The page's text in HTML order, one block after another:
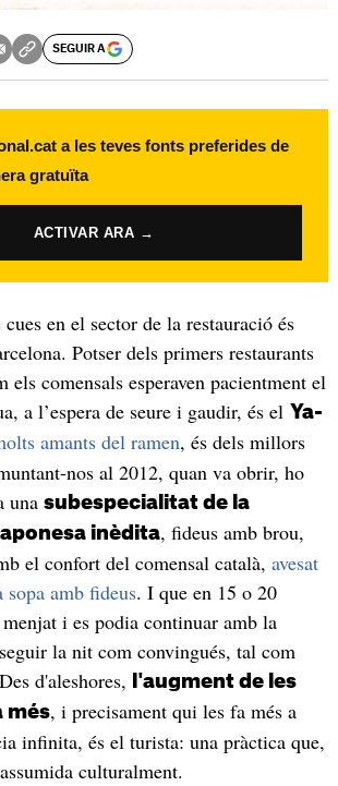
SEGUIR A
a les teves fonts preferides de
gratuïta
ACTIVAR ARA →
en el sector de la restauració és
Potser dels primers restaurants
els comensals esperaven pacientment el
a l’espera de seure i gaudir, és el Ya-
amants del ramen, és dels millors
nos al 2012, quan va obrir, ho
una subespecialitat de la
inèdita, fideus amb brou,
el confort del comensal català, avesat
sopa amb fideus. I que en 15 o 20
i es podia continuar amb la
la nit com convingués, tal com
d'aleshores,
l'augment de les
més, i precisament qui les fa més a
infinita, és el turista: una pràctica que,
culturalment.